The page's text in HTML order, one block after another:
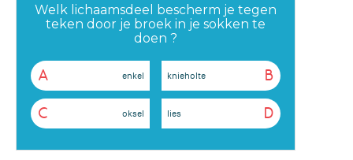
Welk lichaamsdeel bescherm je tegen
teken door je broek in je sokken te
doen ?
A enkel B
knieholte
C oksel D
lies